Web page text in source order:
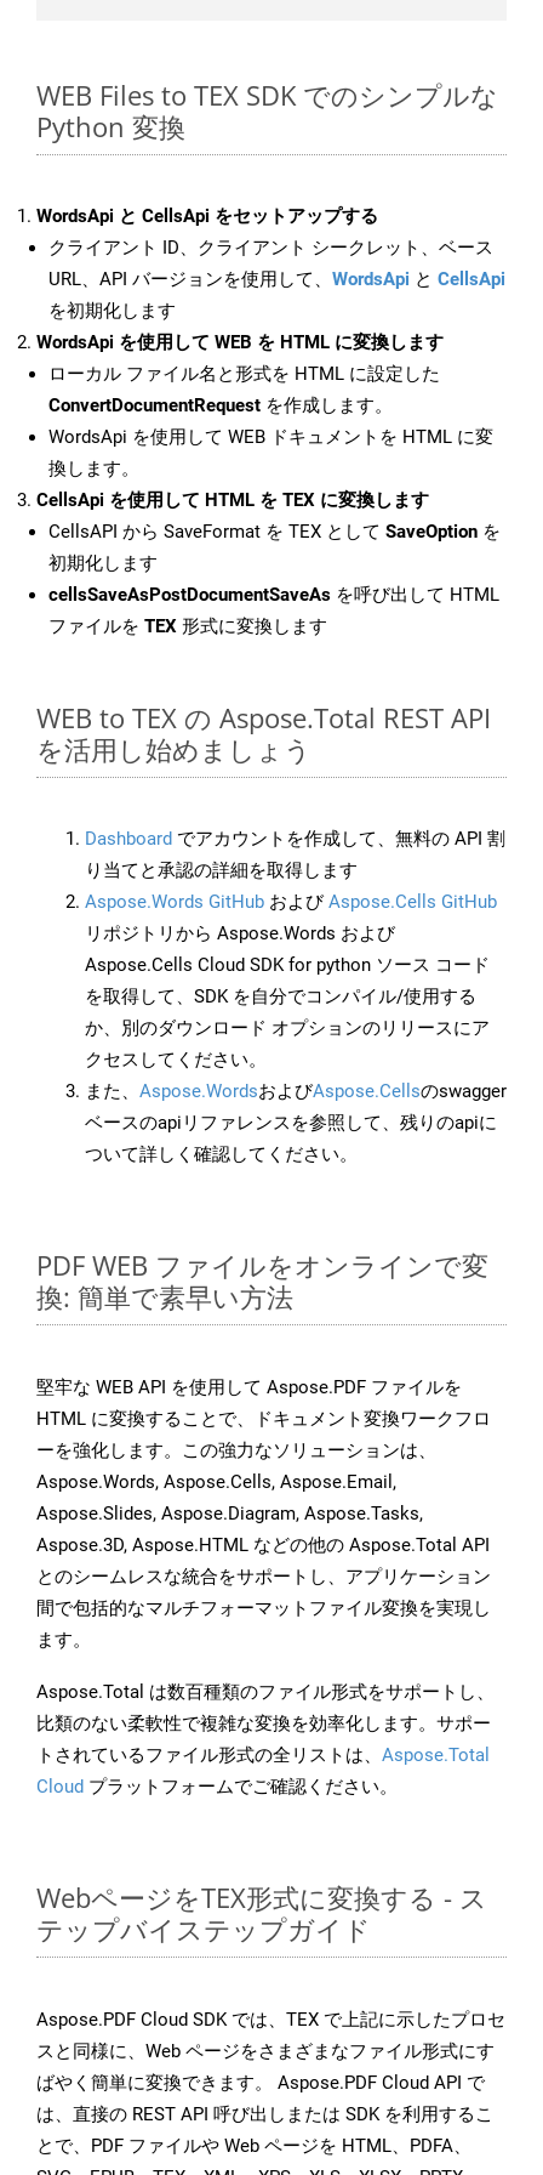
WEB Files to TEX SDK でのシンプルな
Python 変換
WordsApi と CellsApi をセットアップする
クライアント ID、クライアント シークレット、ベース
URL、API バージョンを使用して、 WordsApi と CellsApi
を初期化します
WordsApi を使用して WEB を HTML に変換します
ローカル ファイル名と形式を HTML に設定した
ConvertDocumentRequest を作成します。
WordsApi を使用して WEB ドキュメントを HTML に変
換します。
CellsApi を使用して HTML を TEX に変換します
CellsAPI から SaveFormat を TEX として SaveOption を
初期化します
cellsSaveAsPostDocumentSaveAs を呼び出して HTML
ファイルを TEX 形式に変換します
WEB to TEX の Aspose.Total REST API
を活用し始めましょう
Dashboard でアカウントを作成して、無料の API 割
り当てと承認の詳細を取得します
Aspose.Words GitHub およびAspose.Cells GitHub
リポジトリから Aspose.Words および
Aspose.Cells Cloud SDK for python ソース コード
を取得して、SDK を自分でコンパイル/使用する
か、別のダウンロード オプションのリリースにア
クセスしてください。
また、 Aspose.WordsおよびAspose.Cellsのswagger
ベースのapiリファレンスを参照して、残りのapiに
ついて詳しく確認してください。
PDF WEB ファイルをオンラインで変
換: 簡単で素早い方法
堅牢な WEB API を使用して Aspose.PDF ファイルを
HTML に変換することで、ドキュメント変換ワークフロ
ーを強化します。この強力なソリューションは、
Aspose.Words, Aspose.Cells, Aspose.Email,
Aspose.Slides, Aspose.Diagram, Aspose.Tasks,
Aspose.3D, Aspose.HTML などの他の Aspose.Total API
とのシームレスな統合をサポートし、アプリケーション
間で包括的なマルチフォーマットファイル変換を実現し
ます。
Aspose.Total は数百種類のファイル形式をサポートし、
比類のない柔軟性で複雑な変換を効率化します。サポー
トされているファイル形式の全リストは、 Aspose.Total
Cloud プラットフォームでご確認ください。
WebページをTEX形式に変換する - ス
テップバイステップガイド
Aspose.PDF Cloud SDK では、TEX で上記に示したプロセ
スと同様に、Web ページをさまざまなファイル形式にす
ばやく簡単に変換できます。 Aspose.PDF Cloud API で
は、直接の REST API 呼び出しまたは SDK を利用するこ
とで、PDF ファイルや Web ページを HTML、PDFA、